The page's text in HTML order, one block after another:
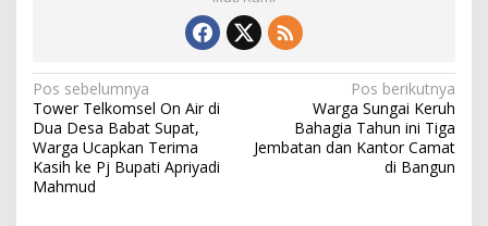
N
a
v
i
Pos sebelumnya
Tower Telkomsel On Air di
Dua Desa Babat Supat,
Warga Ucapkan Terima
Kasih ke Pj Bupati Apriyadi
Mahmud
Pos berikutnya
Warga Sungai Keruh
Bahagia Tahun ini Tiga
Jembatan dan Kantor Camat
di Bangun